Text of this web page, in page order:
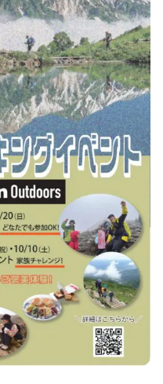
め情報
ト情報
TOUR
ターツアー
ィビティー
VILLAGE
ェービレッジ
の交通情報